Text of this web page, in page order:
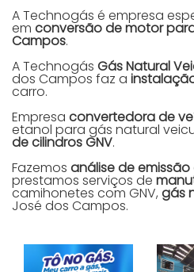
A Technogás é empresa
em conversão de motor
Campos.
A Technogás Gás Natural
dos Campos faz a
carro.
Empresa convertedora de
etanol para gás natural
de cilindros GNV.
Fazemos análise de
prestamos serviços de
camihonetes com GNV, gás
José dos Campos.